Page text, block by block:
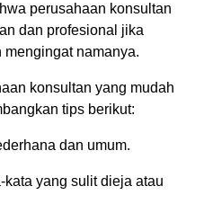
perusahaan konsultan
dan profesional jika
mengingat namanya.
konsultan yang mudah
tips berikut:
dan umum.
yang sulit dieja atau